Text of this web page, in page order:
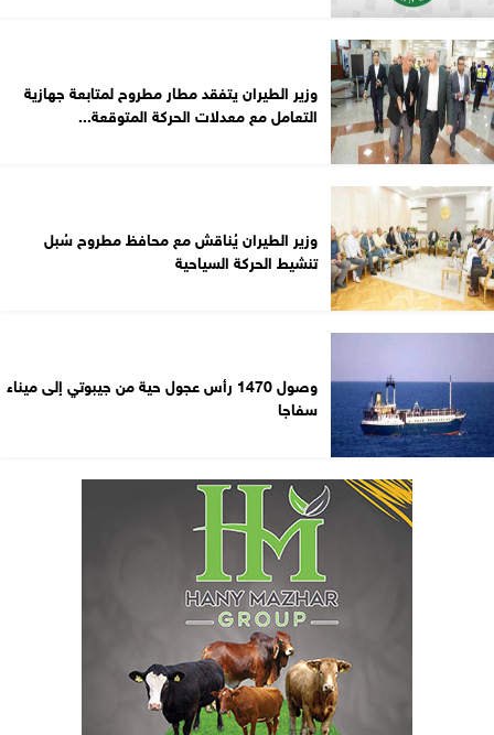
وزير الطيران يتفقد مطار مطروح لمتابعة جهازية
التعامل مع معدلات الحركة المتوقعة...
وزير الطيران يُناقش مع محافظ مطروح سُبل
تنشيط الحركة السياحية
وصول 1470 رأس عجول حية من جيبوتي إلى ميناء
سفاجا